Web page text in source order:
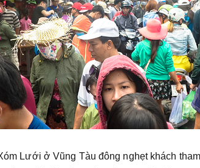
Lưới ở Vũng Tàu đông nghẹt khách